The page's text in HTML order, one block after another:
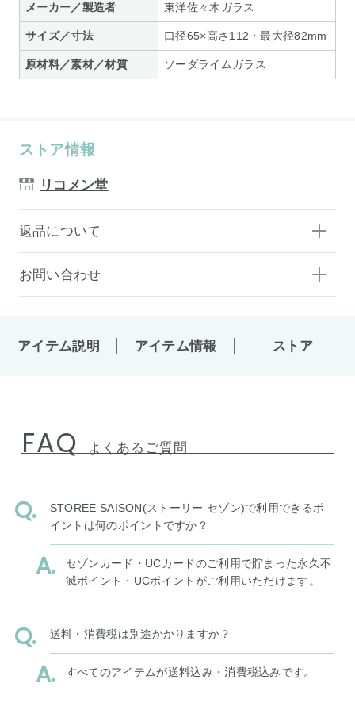
メーカー／製造者 東洋佐々木ガラス
サイズ／寸法 口径65×高さ112・最大径82mm
原材料／素材／材質 ソーダライムガラス
ストア情報
リコメン堂
返品について
お問い合わせ
アイテム説明 アイテム情報 ストア
FAQ よくあるご質問
STOREE SAISON(ストーリー セゾン)で利用できるポ
イントは何のポイントですか？
セゾンカード・UCカードのご利用で貯まった永久不
滅ポイント・UCポイントがご利用いただけます。
送料・消費税は別途かかりますか？
すべてのアイテムが送料込み・消費税込みです。